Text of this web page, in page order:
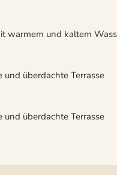
warmem und kaltem
und überdachte Terrasse
und überdachte Terrasse